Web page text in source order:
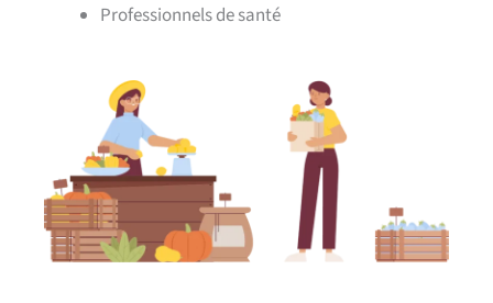
Professionnels de santé